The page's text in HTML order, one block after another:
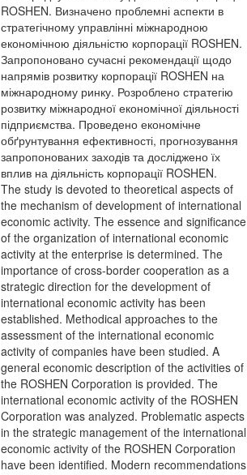
ROSHEN. Визначено проблемні аспекти в
стратегічному управлінні міжнародною
економічною діяльністю корпорації ROSHEN.
Запропоновано сучасні рекомендації щодо
напрямів розвитку корпорації ROSHEN на
міжнародному ринку. Розроблено стратегію
розвитку міжнародної економічної діяльності
підприємства. Проведено економічне
обґрунтування ефективності, прогнозування
запропонованих заходів та досліджено їх
вплив на діяльність корпорації ROSHEN.
The study is devoted to theoretical aspects of
the mechanism of development of international
economic activity. The essence and significance
of the organization of international economic
activity at the enterprise is determined. The
importance of cross-border cooperation as a
strategic direction for the development of
international economic activity has been
established. Methodical approaches to the
assessment of the international economic
activity of companies have been studied. A
general economic description of the activities of
the ROSHEN Corporation is provided. The
international economic activity of the ROSHEN
Corporation was analyzed. Problematic aspects
in the strategic management of the international
economic activity of the ROSHEN Corporation
have been identified. Modern recommendations